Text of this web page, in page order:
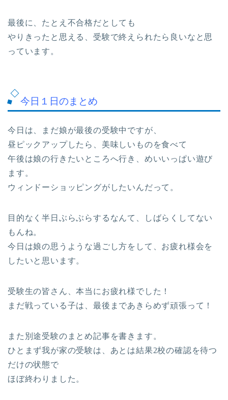
最後に、たとえ不合格だとしても
やりきったと思える、受験で終えられたら良いなと思
っています。
今日１日のまとめ
今日は、まだ娘が最後の受験中ですが、
昼ピックアップしたら、美味しいものを食べて
午後は娘の行きたいところへ行き、めいいっぱい遊び
ます。
ウィンドーショッピングがしたいんだって。
目的なく半日ぶらぶらするなんて、しばらくしてない
もんね。
今日は娘の思うような過ごし方をして、お疲れ様会を
したいと思います。
受験生の皆さん、本当にお疲れ様でした！
まだ戦っている子は、最後まであきらめず頑張って！
また別途受験のまとめ記事を書きます。
ひとまず我が家の受験は、あとは結果2校の確認を待つ
だけの状態で
ほぼ終わりました。